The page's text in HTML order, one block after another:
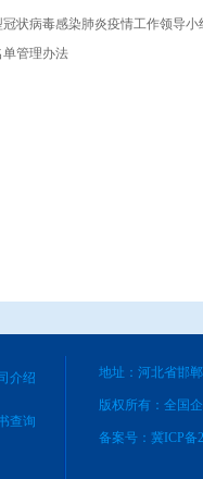
状病毒感染肺炎疫情工作领导小
管理办法
介绍
查询
地址：河北省邯
版权所有：全国
备案号： 冀ICP备